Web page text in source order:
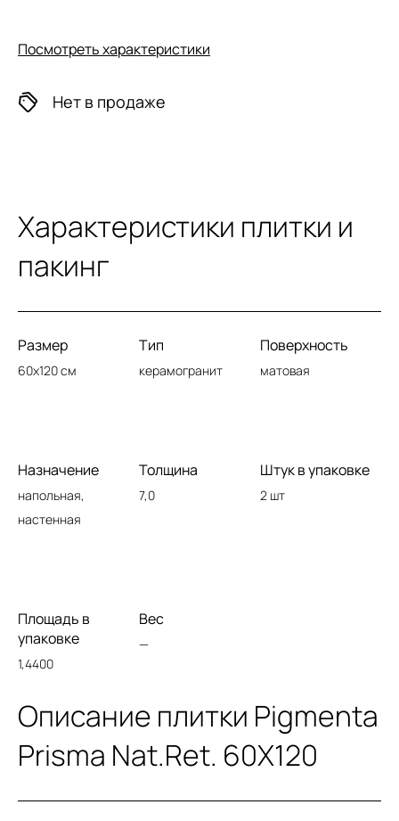
Посмотреть характеристики
Нет в продаже
Характеристики плитки и
пакинг
Размер
60x120 см
Тип
керамогранит
Поверхность
матовая
Назначение
напольная,
настенная
Толщина
7,0
Штук в упаковке
2 шт
Площадь в
упаковке
1,4400
Вес
—
Описание плитки Pigmenta
Prisma Nat.Ret. 60X120